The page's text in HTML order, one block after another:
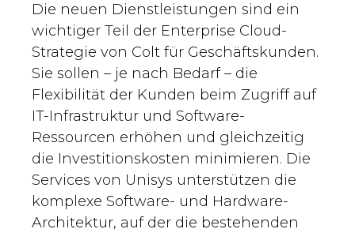
Die neuen Dienstleistungen sind ein
wichtiger Teil der Enterprise Cloud-
Strategie von Colt für Geschäftskunden.
Sie sollen – je nach Bedarf – die
Flexibilität der Kunden beim Zugriff auf
IT-Infrastruktur und Software-
Ressourcen erhöhen und gleichzeitig
die Investitionskosten minimieren. Die
Services von Unisys unterstützen die
komplexe Software- und Hardware-
Architektur, auf der die bestehenden